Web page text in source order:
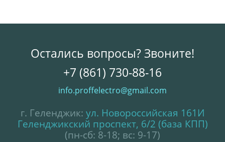
Остались вопросы? Звоните!
+7 (861) 730-88-16
info.proffelectro@gmail.com
г. Геленджик: ул. Новороссийская 161И
Геленджикский проспект, 6/2 (база КПП)
(пн-сб: 8-18; вс: 9-17)